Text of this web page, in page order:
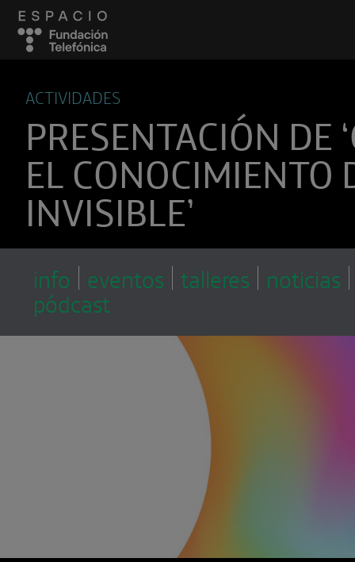
ACTIVIDADES
PRESENTACIÓN DE
EL CONOCIMIENTO
INVISIBLE’
info eventos talleres noticias
pódcast